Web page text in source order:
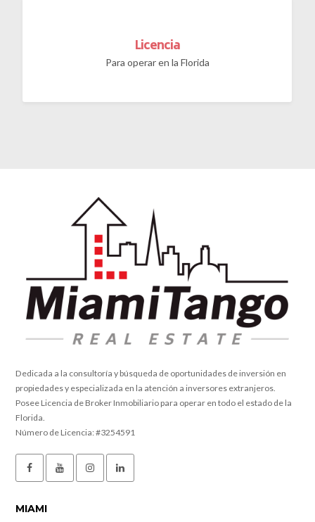
Licencia
Para operar en la Florida
Dedicada a la consultoría y búsqueda de oportunidades de inversión en
propiedades y especializada en la atención a inversores extranjeros.
Posee Licencia de Broker Inmobiliario para operar en todo el estado de la
Florida.
Número de Licencia: #3254591
MIAMI